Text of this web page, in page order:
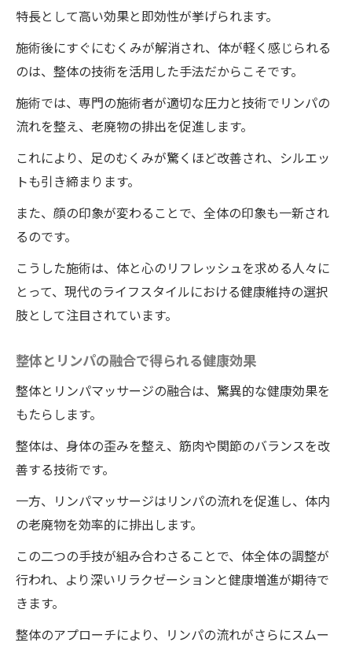
パマッサージで足が細くなる
足のむくみを解消するプロの技
リンパマッサージで実現する美脚
ワイルドボディの施術で見た目が変わる理
プロが教える足痩せのポイント
リンパマッサージの技術で顔の印象も変わる！
徳島県の施術を体験
顔のリンパに働きかける効果
一度で変わる顔の印象
ワイルドボディのプロが施すリンパ技術
リンパマッサージで得られる顔の変化
施術後に感じる顔の軽さ
プロが教える顔のむくみ解消法
光るリンパマッサージ
病みつきになる心地よさの理由
ーション
プロの技が生む安心感
徳島県の整体院ワイルドボディの施術技術
特長として高い効果と即効性が挙げられます。
施術後にすぐにむくみが解消され、体が軽く感じられる
のは、整体の技術を活用した手法だからこそです。
施術では、専門の施術者が適切な圧力と技術でリンパの
流れを整え、老廃物の排出を促進します。
これにより、足のむくみが驚くほど改善され、シルエッ
トも引き締まります。
また、顔の印象が変わることで、全体の印象も一新され
るのです。
こうした施術は、体と心のリフレッシュを求める人々に
とって、現代のライフスタイルにおける健康維持の選択
肢として注目されています。
整体とリンパの融合で得られる健康効果
整体とリンパマッサージの融合は、驚異的な健康効果を
もたらします。
整体は、身体の歪みを整え、筋肉や関節のバランスを改
善する技術です。
一方、リンパマッサージはリンパの流れを促進し、体内
の老廃物を効率的に排出します。
この二つの手技が組み合わさることで、体全体の調整が
行われ、より深いリラクゼーションと健康増進が期待で
きます。
整体のアプローチにより、リンパの流れがさらにスムー